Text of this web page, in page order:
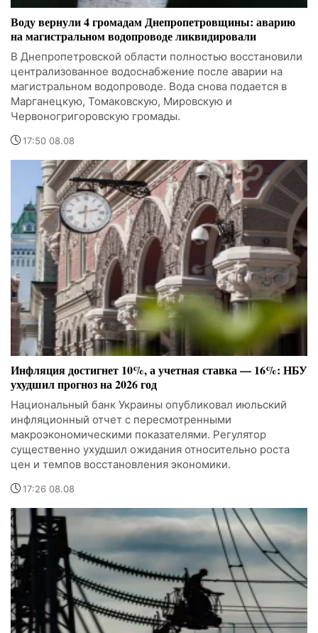
Воду вернули 4 громадам Днепропетровщины: аварию
на магистральном водопроводе ликвидировали
В Днепропетровской области полностью восстановили
централизованное водоснабжение после аварии на
магистральном водопроводе. Вода снова подается в
Марганецкую, Томаковскую, Мировскую и
Червоногригоровскую громады.
17:50 08.08
Инфляция достигнет 10%, а учетная ставка — 16%: НБУ
ухудшил прогноз на 2026 год
Национальный банк Украины опубликовал июльский
инфляционный отчет с пересмотренными
макроэкономическими показателями. Регулятор
существенно ухудшил ожидания относительно роста
цен и темпов восстановления экономики.
17:26 08.08